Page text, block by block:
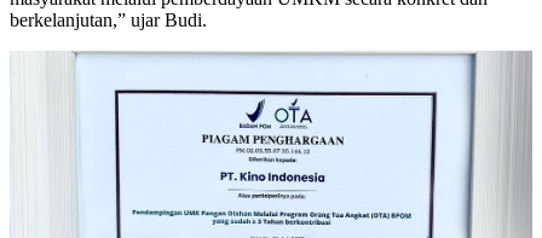
berkelanjutan,” ujar Budi.